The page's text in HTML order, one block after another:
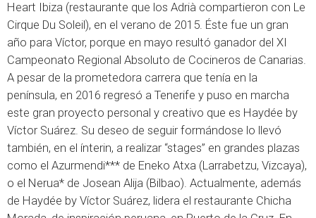
Heart Ibiza (restaurante que los Adrià compartieron con Le
Cirque Du Soleil), en el verano de 2015. Éste fue un gran
año para Víctor, porque en mayo resultó ganador del XI
Campeonato Regional Absoluto de Cocineros de Canarias.
A pesar de la prometedora carrera que tenía en la
península, en 2016 regresó a Tenerife y puso en marcha
este gran proyecto personal y creativo que es Haydée by
Víctor Suárez. Su deseo de seguir formándose lo llevó
también, en el ínterin, a realizar “stages” en grandes plazas
como el Azurmendi*** de Eneko Atxa (Larrabetzu, Vizcaya),
o el Nerua* de Josean Alija (Bilbao). Actualmente, además
de Haydée by Víctor Suárez, lidera el restaurante Chicha